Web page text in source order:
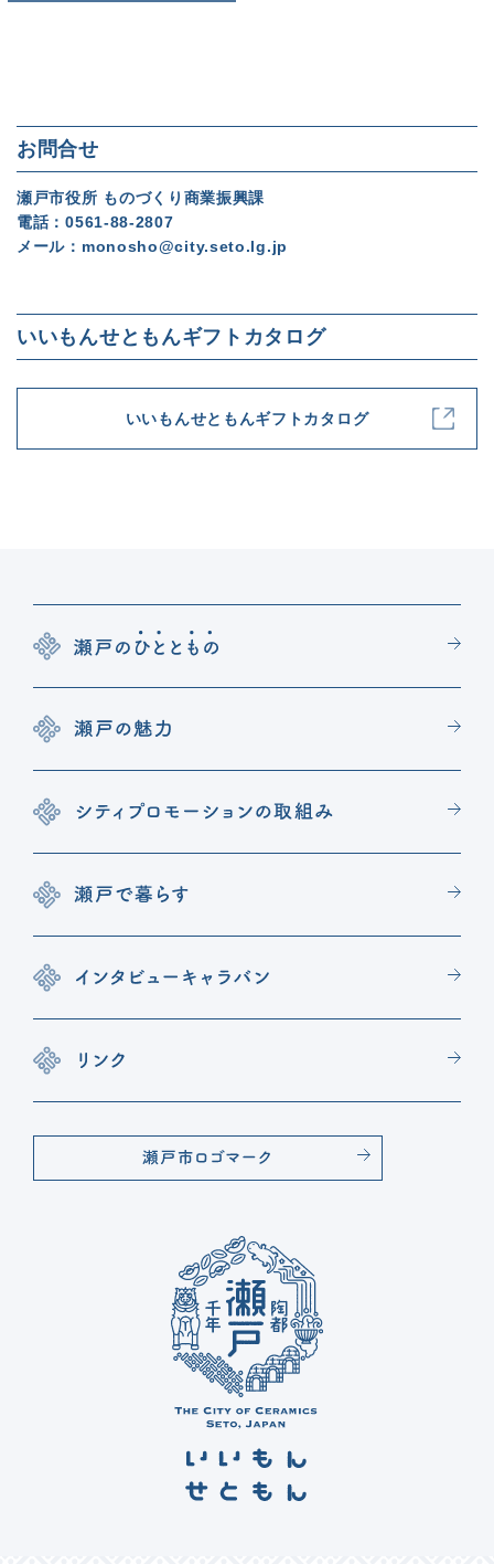
お問合せ
瀬戸市役所 ものづくり商業振興課
電話：0561-88-2807
メール： monosho@city.seto.lg.jp
いいもんせともんギフトカタログ
いいもんせともんギフトカタログ